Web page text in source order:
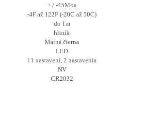
+ / -45Moa
-4F až 122F (-20C až 50C)
do 1m
hliník
Matná čierna
LED
11 nastavení, 2 nastavenia
NV
CR2032